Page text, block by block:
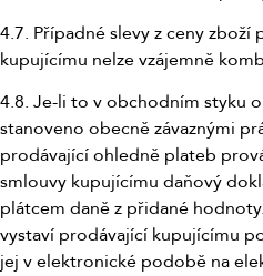
4.7. Případné slevy z ceny
kupujícímu nelze vzájemně
4.8. Je-li to v obchodním styku
stanoveno obecně závaznými
prodávající ohledně plateb
smlouvy kupujícímu daňový
plátcem daně z přidané
vystaví prodávající kupujícímu
jej v elektronické podobě na